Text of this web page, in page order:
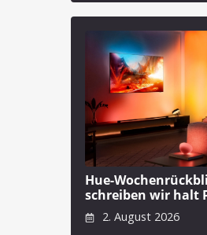
Hue-
schreiben wir halt
2. August 2026